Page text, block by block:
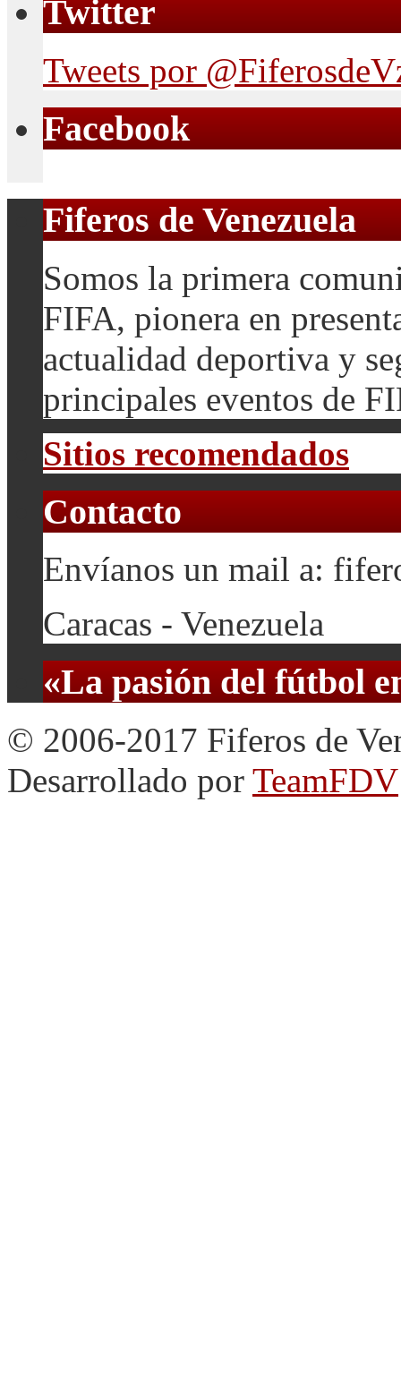
Twitter
Tweets por
Facebook
Fiferos de Venezuela
Somos la primera
FIFA, pionera en
actualidad deportiva y
principales eventos de
Sitios recomendados
Contacto
Envíanos un mail a:
Caracas - Venezuela
«La pasión del fútbol
© 2006-2017 Fiferos de
Desarrollado por TeamFDV